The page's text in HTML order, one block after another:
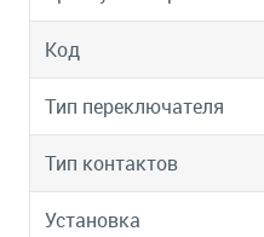
Код
Тип переключателя
Тип контактов
Установка